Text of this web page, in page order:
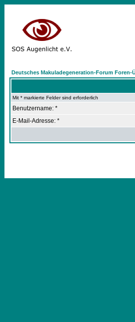
Deutsches Makuladegeneration-Forum Foren-
Mit * markierte Felder sind erforderlich
Benutzername: *
E-Mail-Adresse: *